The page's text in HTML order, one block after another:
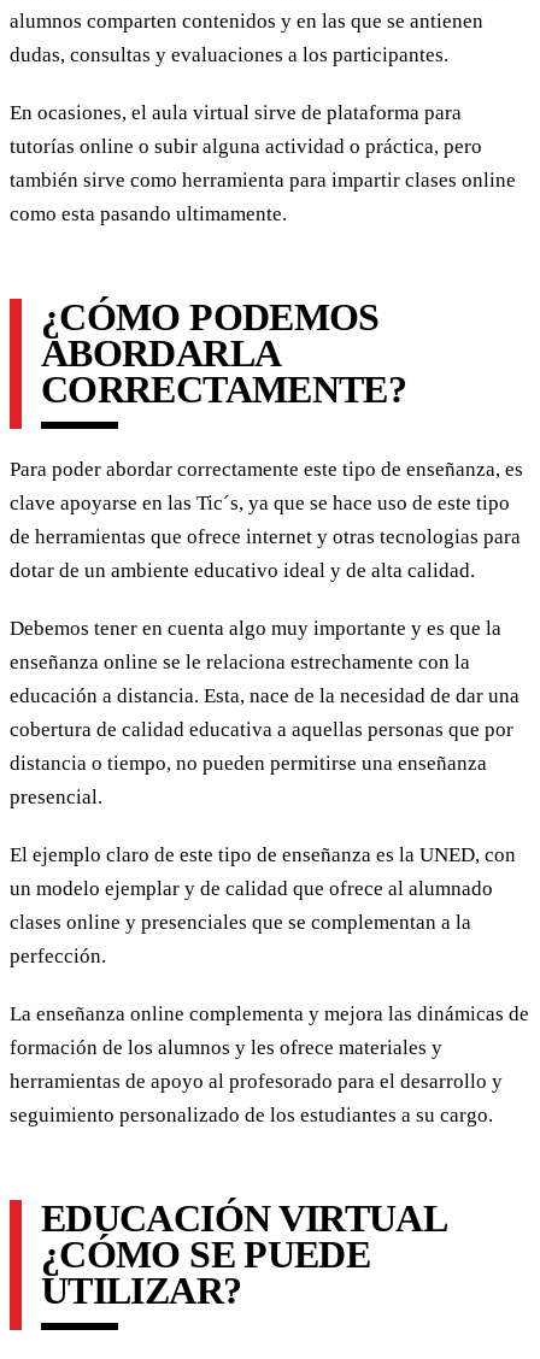
alumnos comparten contenidos y en las que se antienen
dudas, consultas y evaluaciones a los participantes.
En ocasiones, el aula virtual sirve de plataforma para
tutorías online o subir alguna actividad o práctica, pero
también sirve como herramienta para impartir clases online
como esta pasando ultimamente.
¿CÓMO PODEMOS
ABORDARLA
CORRECTAMENTE?
Para poder abordar correctamente este tipo de enseñanza, es
clave apoyarse en las Tic´s, ya que se hace uso de este tipo
de herramientas que ofrece internet y otras tecnologias para
dotar de un ambiente educativo ideal y de alta calidad.
Debemos tener en cuenta algo muy importante y es que la
enseñanza online se le relaciona estrechamente con la
educación a distancia. Esta, nace de la necesidad de dar una
cobertura de calidad educativa a aquellas personas que por
distancia o tiempo, no pueden permitirse una enseñanza
presencial.
El ejemplo claro de este tipo de enseñanza es la UNED, con
un modelo ejemplar y de calidad que ofrece al alumnado
clases online y presenciales que se complementan a la
perfección.
La enseñanza online complementa y mejora las dinámicas de
formación de los alumnos y les ofrece materiales y
herramientas de apoyo al profesorado para el desarrollo y
seguimiento personalizado de los estudiantes a su cargo.
EDUCACIÓN VIRTUAL
¿CÓMO SE PUEDE
UTILIZAR?